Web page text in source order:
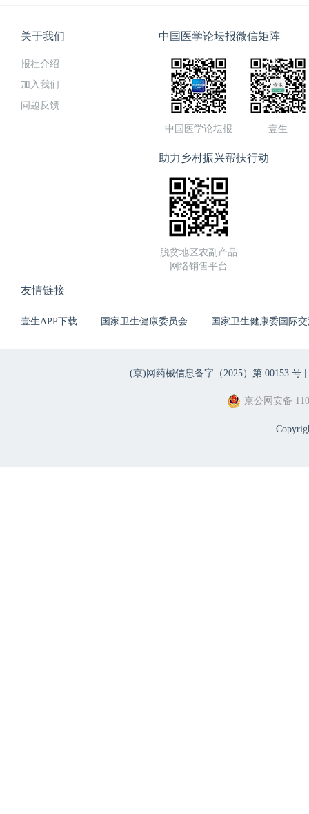
关于我们
报社介绍
加入我们
问题反馈
中国医学论坛报微信矩阵
中国医学论坛报 壹生
助力乡村振兴帮扶行动
脱贫地区农副产品
网络销售平台
友情链接
壹生APP下载 国家卫生健康委员会 国家卫生健康委国际
(京)网药械信息备字（2025）第 00153 号 |
京公网安备